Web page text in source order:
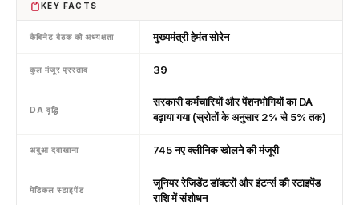
KEY FACTS
कैबिनेट बैठक की अध्यक्षता मुख्यमंत्री हेमंत सोरेन
कुल मंजूर प्रस्ताव 39
DA वृद्धि
सरकारी कर्मचारियों और पेंशनभोगियों का DA
बढ़ाया गया (स्रोतों के अनुसार 2% से 5% तक)
अबुआ दवाखाना 745 नए क्लीनिक खोलने की मंजूरी
मेडिकल स्टाइपेंड
जूनियर रेजिडेंट डॉक्टरों और इंटर्न्स की स्टाइपेंड
राशि में संशोधन